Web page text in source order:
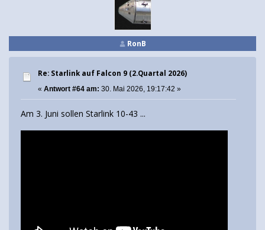
RonB
Re: Starlink auf Falcon 9 (2.Quartal 2026)
« Antwort #64 am: 30. Mai 2026, 19:17:42 »
Am 3. Juni sollen Starlink 10-43 ...